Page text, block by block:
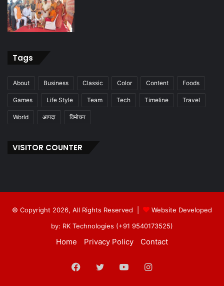
Tags
About Business Classic Color Content Foods
Games Life Style Team Tech Timeline Travel
World आपदा विमोचन
VISITOR COUNTER
© Copyright 2026, All Rights Reserved |
Website Developed
by: RK Technologies (+91 9540173525)
Home Privacy Policy Contact
Facebook
TwitterYouTubeInstagram